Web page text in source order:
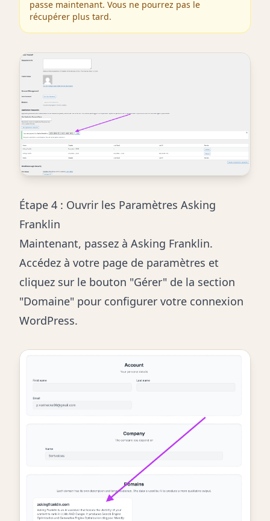
passe maintenant. Vous ne pourrez pas le
récupérer plus tard.
Étape 4 : Ouvrir les Paramètres Asking
Franklin
Maintenant, passez à Asking Franklin.
Accédez à votre page de paramètres et
cliquez sur le bouton "Gérer" de la section
"Domaine" pour configurer votre connexion
WordPress.